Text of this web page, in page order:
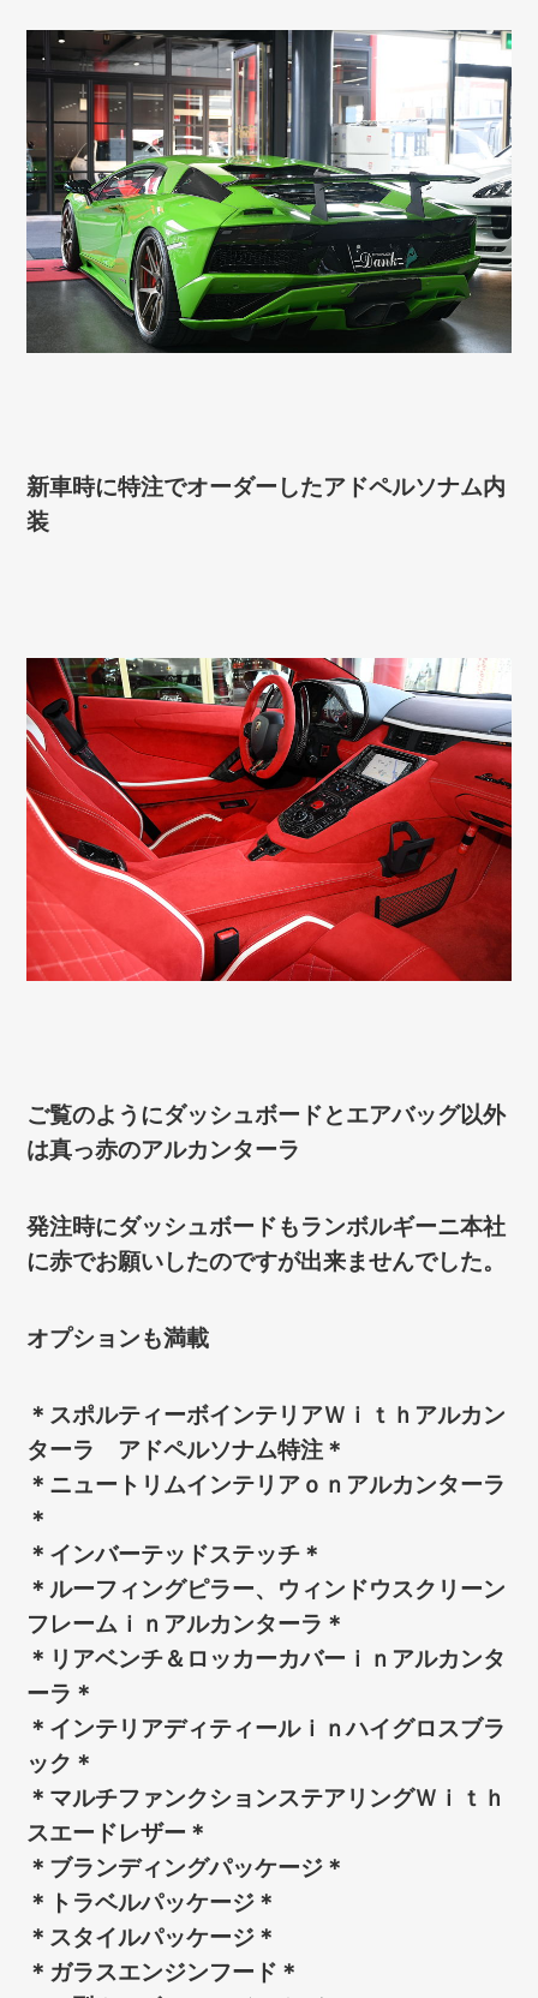
新車時に特注でオーダーしたアドペルソナム内
装
ご覧のようにダッシュボードとエアバッグ以外
は真っ赤のアルカンターラ
発注時にダッシュボードもランボルギーニ本社
に赤でお願いしたのですが出来ませんでした。
オプションも満載
＊スポルティーボインテリアＷｉｔｈアルカン
ターラ アドペルソナム特注＊
＊ニュートリムインテリアｏｎアルカンターラ
＊
＊インバーテッドステッチ＊
＊ルーフィングピラー、ウィンドウスクリーン
フレームｉｎアルカンターラ＊
＊リアベンチ＆ロッカーカバーｉｎアルカンタ
ーラ＊
＊インテリアディティールｉｎハイグロスブラ
ック＊
＊マルチファンクションステアリングＷｉｔｈ
スエードレザー＊
＊ブランディングパッケージ＊
＊トラベルパッケージ＊
＊スタイルパッケージ＊
＊ガラスエンジンフード＊